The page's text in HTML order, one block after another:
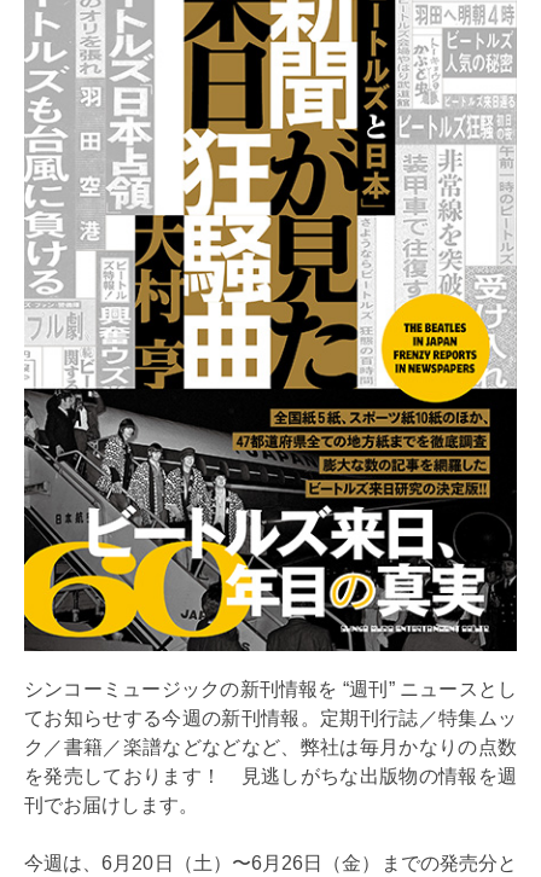
シンコーミュージックの新刊情報を “週刊” ニュースとし
てお知らせする今週の新刊情報。定期刊行誌／特集ムッ
ク／書籍／楽譜などなどなど、弊社は毎月かなりの点数
を発売しております！ 見逃しがちな出版物の情報を週
刊でお届けします。
今週は、6月20日（土）〜6月26日（金）までの発売分と